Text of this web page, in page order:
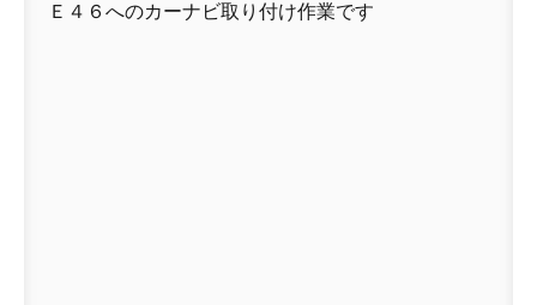
Ｅ４６へのカーナビ取り付け作業です